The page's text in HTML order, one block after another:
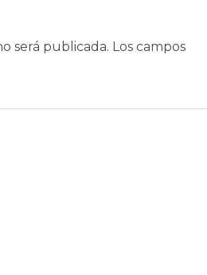
será publicada. Los campos